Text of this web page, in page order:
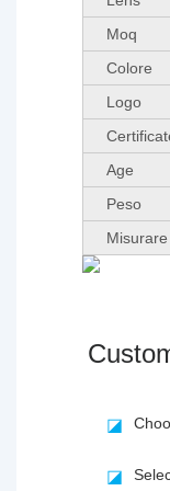
Moq
Colore
Logo
Age
Peso
Misurare
◪
◪